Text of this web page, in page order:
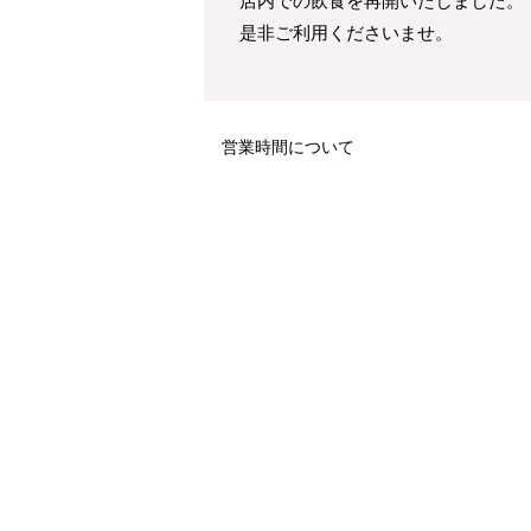
是非ご利用くださいませ。
営業時間について